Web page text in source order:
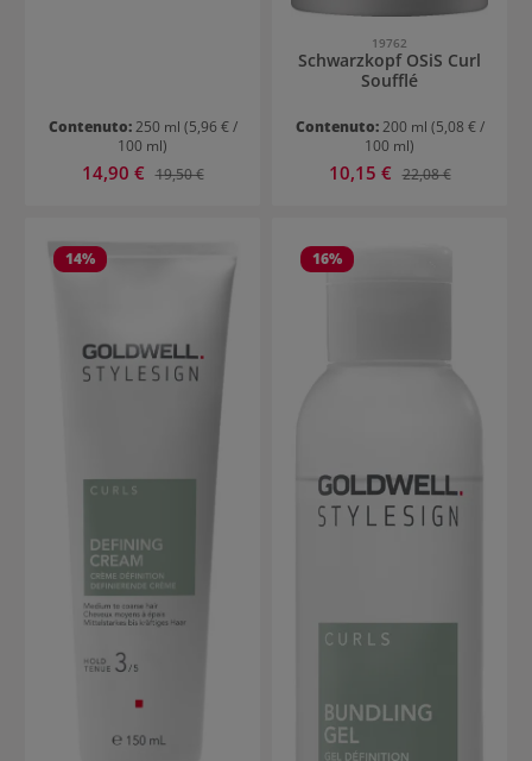
Contenuto:250 ml (5,96 € /
100 ml)
Prezzo di vendita:
14,90 € Prezzo normale:
19,50 €
19762
Schwarzkopf OSiS Curl
Soufflé
Contenuto:200 ml (5,08 € /
100 ml)
Prezzo di vendita:
10,15 € Prezzo normale:
22,08 €
14% 16%